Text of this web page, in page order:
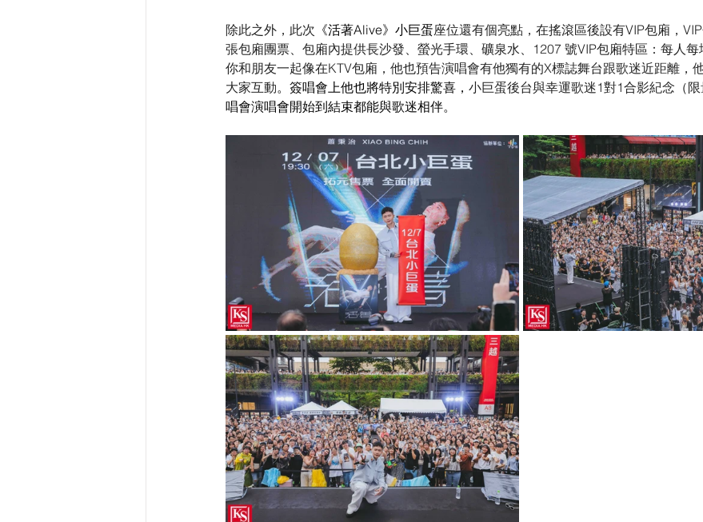
除此之外，此次 《活著Alive》小巨蛋座位還有個亮點，在搖滾區後設有VIP包廂，
張包廂團票、包廂內提供長沙發、螢光手環、礦泉水、1207 號VIP包廂特區：每人
你和朋友一起像在KTV包廂，他也預告演唱會有他獨有的X標誌舞台跟歌迷近距離，
大家互動。簽唱會上他也將特別安排驚喜， 小巨蛋後台與幸運歌迷1對1合影紀念（限
唱會演唱會開始到結束都能與歌迷相伴。